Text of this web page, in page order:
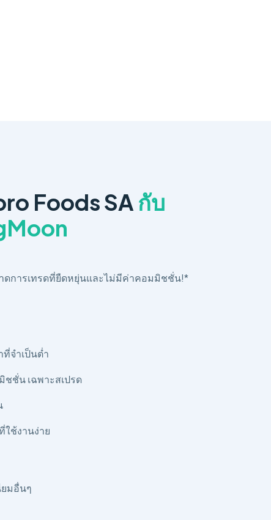
Foods SAกับ
ดการเทรดที่ยืดหยุ่นและไม่มีค่าคอมมิชชั่น!*
จำเป็นต่ำ
ชั่น เฉพาะสเปรด
ช้งานง่าย
มอื่นๆ